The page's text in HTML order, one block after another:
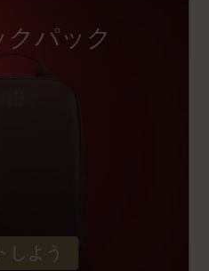
パック
しよう